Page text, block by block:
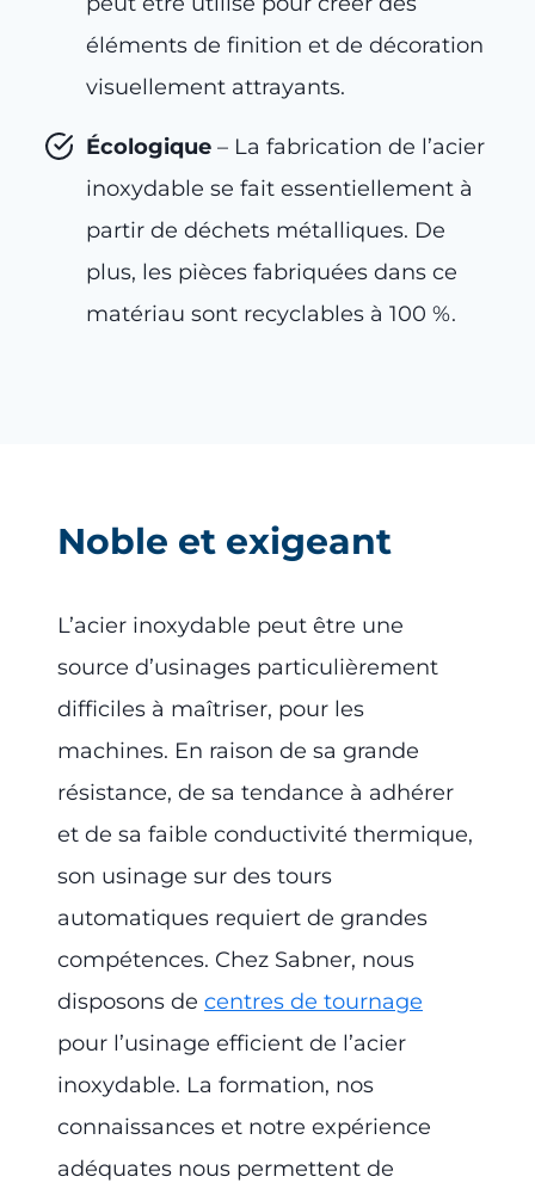
éléments de finition et de décoration
visuellement attrayants.
Écologique – La fabrication de l’acier
inoxydable se fait essentiellement à
partir de déchets métalliques. De
plus, les pièces fabriquées dans ce
matériau sont recyclables à 100 %.
Noble et exigeant
L’acier inoxydable peut être une
source d’usinages particulièrement
difficiles à maîtriser, pour les
machines. En raison de sa grande
résistance, de sa tendance à adhérer
et de sa faible conductivité thermique,
son usinage sur des tours
automatiques requiert de grandes
compétences. Chez Sabner, nous
disposons de centres de tournage
pour l’usinage efficient de l’acier
inoxydable. La formation, nos
connaissances et notre expérience
adéquates nous permettent de